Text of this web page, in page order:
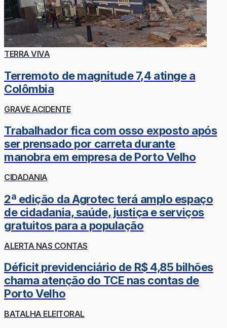
TERRA VIVA
Terremoto de magnitude 7,4 atinge a
Colômbia
GRAVE ACIDENTE
Trabalhador fica com osso exposto após
ser prensado por carreta durante
manobra em empresa de Porto Velho
CIDADANIA
2ª edição da Agrotec terá amplo espaço
de cidadania, saúde, justiça e serviços
gratuitos para a população
ALERTA NAS CONTAS
Déficit previdenciário de R$ 4,85 bilhões
chama atenção do TCE nas contas de
Porto Velho
BATALHA ELEITORAL